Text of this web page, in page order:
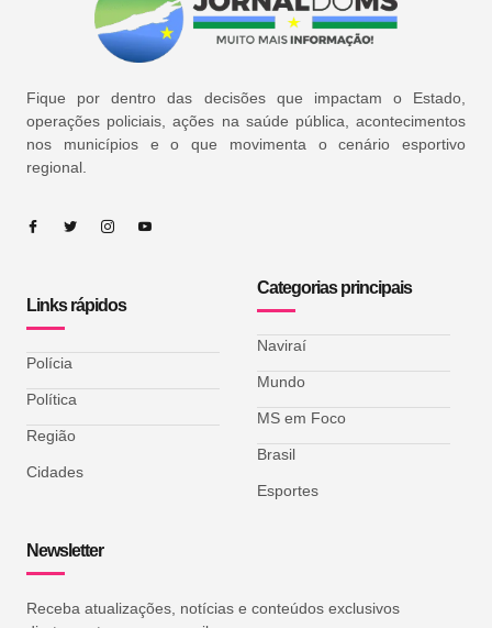
Fique por dentro das decisões que impactam o Estado,
operações policiais, ações na saúde pública, acontecimentos
nos municípios e o que movimenta o cenário esportivo
regional.
Links rápidos
Polícia
Política
Região
Cidades
Categorias principais
Naviraí
Mundo
MS em Foco
Brasil
Esportes
Newsletter
Receba atualizações, notícias e conteúdos exclusivos